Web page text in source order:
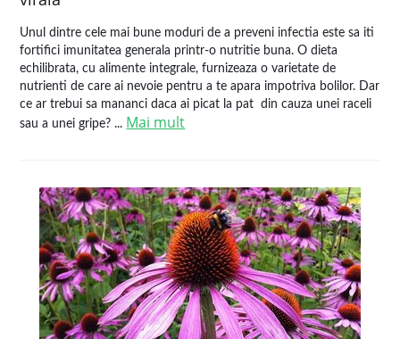
Unul dintre cele mai bune moduri de a preveni infectia este sa iti
fortifici imunitatea generala printr-o nutritie buna. O dieta
echilibrata, cu alimente integrale, furnizeaza o varietate de
nutrienti de care ai nevoie pentru a te apara impotriva bolilor. Dar
ce ar trebui sa mananci daca ai picat la pat din cauza unei raceli
sau a unei gripe? ... Mai mult